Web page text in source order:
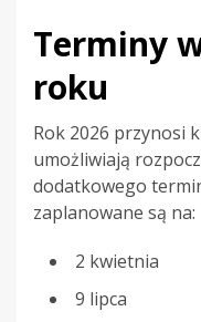
Terminy
roku
Rok 2026 przynosi
umożliwiają
dodatkowego
zaplanowane są na:
2 kwietnia
9 lipca